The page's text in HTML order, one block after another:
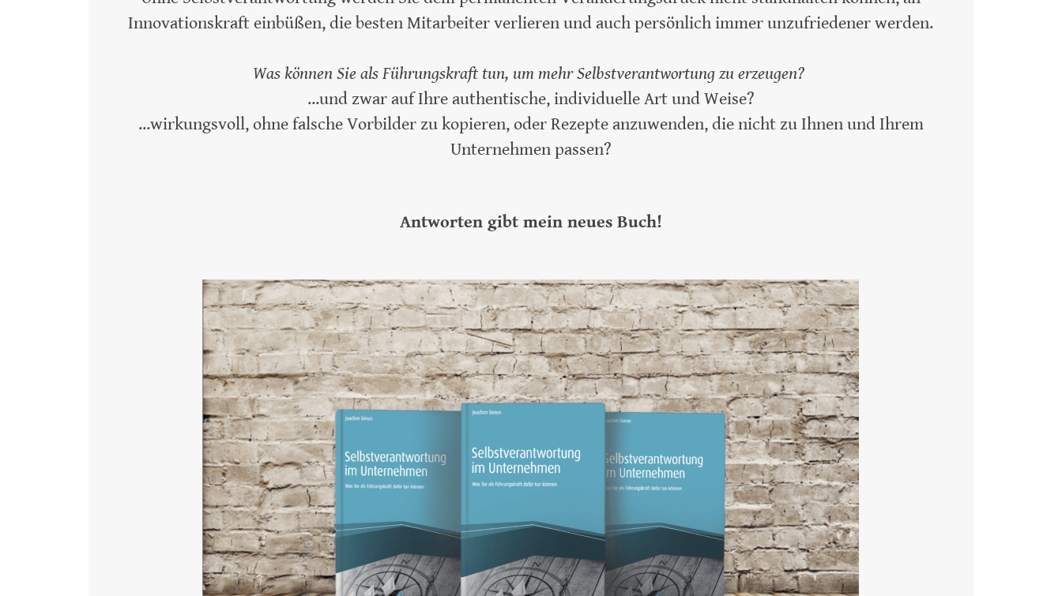
Innovationskraft einbüßen, die besten Mitarbeiter verlieren und auch persönlich immer unzufriedener werden.
Was können Sie als Führungskraft tun, um mehr Selbstverantwortung zu erzeugen?
...und zwar auf Ihre authentische, individuelle Art und Weise?
...wirkungsvoll, ohne falsche Vorbilder zu kopieren, oder Rezepte anzuwenden, die nicht zu Ihnen und Ihrem
Unternehmen passen?
Antworten gibt mein neues Buch!